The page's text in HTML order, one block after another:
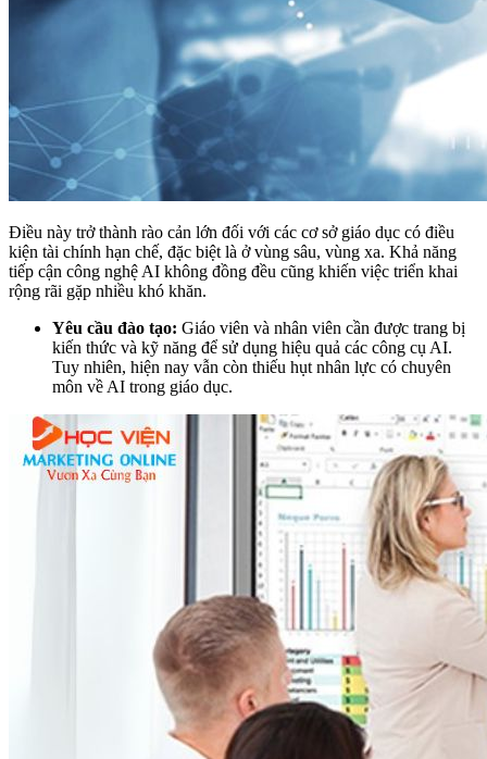
Điều này trở thành rào cản lớn đối với các cơ sở giáo dục có điều
kiện tài chính hạn chế, đặc biệt là ở vùng sâu, vùng xa. Khả năng
tiếp cận công nghệ AI không đồng đều cũng khiến việc triển khai
rộng rãi gặp nhiều khó khăn.
Yêu cầu đào tạo: Giáo viên và nhân viên cần được trang bị
kiến thức và kỹ năng để sử dụng hiệu quả các công cụ AI.
Tuy nhiên, hiện nay vẫn còn thiếu hụt nhân lực có chuyên
môn về AI trong giáo dục.